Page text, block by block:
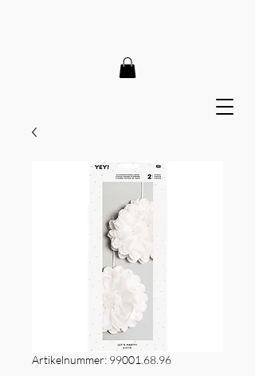
Artikelnummer: 99001.68.96